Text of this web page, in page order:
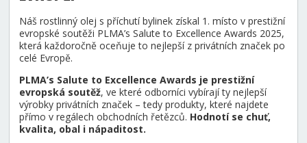
Náš rostlinný olej s příchutí bylinek získal 1. místo v prestižní
evropské soutěži PLMA’s Salute to Excellence Awards 2025,
která každoročně oceňuje to nejlepší z privátních značek po
celé Evropě.
PLMA’s Salute to Excellence Awards je prestižní
evropská soutěž, ve které odborníci vybírají ty nejlepší
výrobky privátních značek – tedy produkty, které najdete
přímo v regálech obchodních řetězců. Hodnotí se chuť,
kvalita, obal i nápaditost.